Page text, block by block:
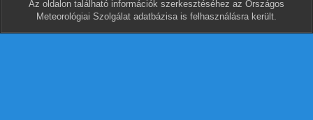
Az oldalon található információk szerkesztéséhez az Országos
Meteorológiai Szolgálat adatbázisa is felhasználásra került.